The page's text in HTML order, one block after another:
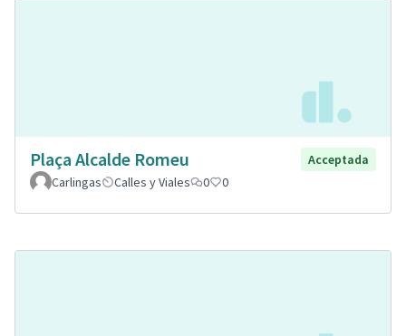
Plaça Alcalde Romeu
Acceptada
Carlingas
Calles y Viales 0 0